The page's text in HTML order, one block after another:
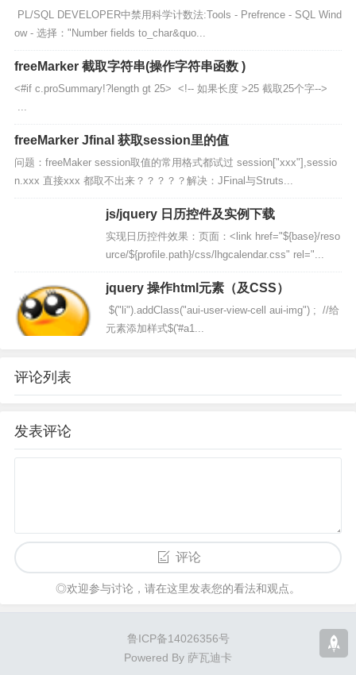
PL/SQL DEVELOPER中禁用科学计数法:Tools - Prefrence - SQL Wind
ow - 选择："Number fields to_char&quo...
freeMarker 截取字符串(操作字符串函数 )
<#if c.proSummary!?length gt 25> <!-- 如果长度 >25 截取25个字-->
...
freeMarker Jfinal 获取session里的值
问题：freeMaker session取值的常用格式都试过 session["xxx"],sessio
n.xxx 直接xxx 都取不出来？？？？？解决：JFinal与Struts...
js/jquery 日历控件及实例下载
实现日历控件效果：页面：<link href="${base}/reso
urce/${profile.path}/css/lhgcalendar.css" rel="...
jquery 操作html元素（及CSS）
$("li").addClass("aui-user-view-cell aui-img") ; //给
元素添加样式$('#a1...
评论列表
发表评论
评论
◎欢迎参与讨论，请在这里发表您的看法和观点。
鲁ICP备14026356号
Powered By 萨瓦迪卡